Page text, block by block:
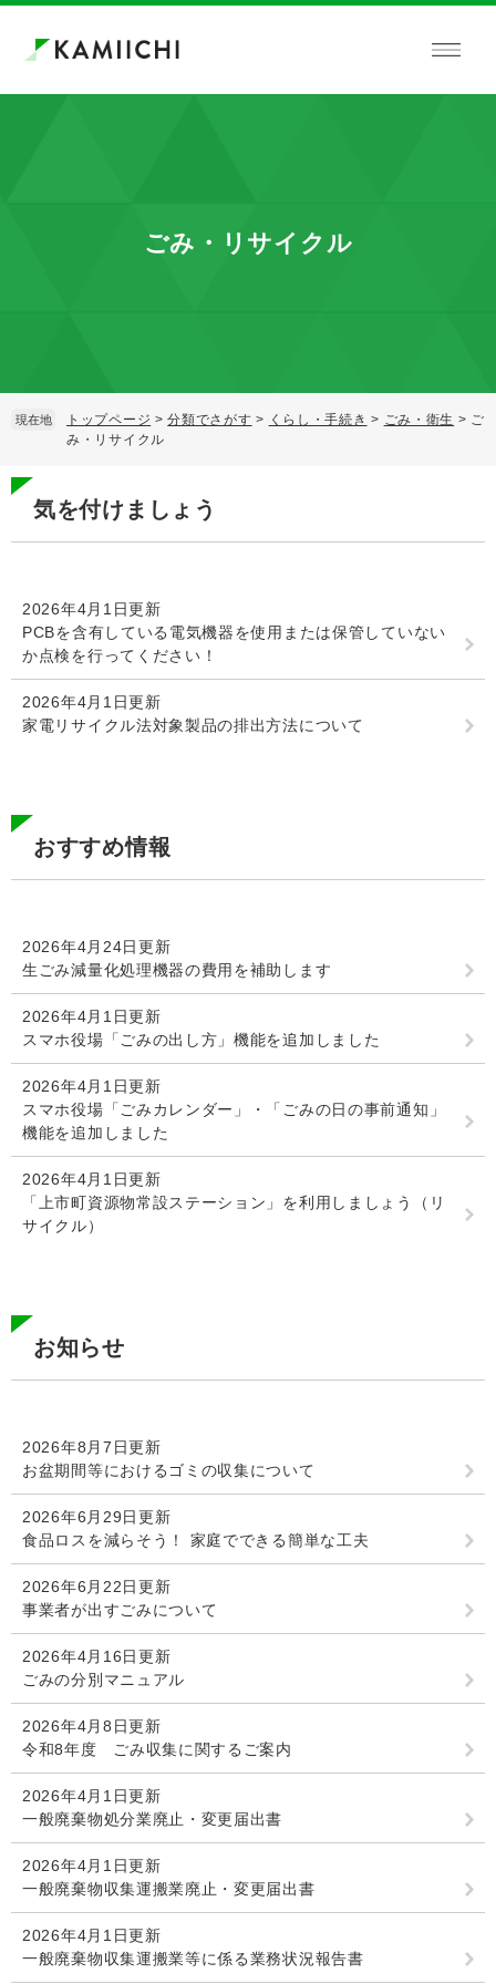
ペ
メ
ごみ・リサイクル
現在地 トップページ >分類でさがす > くらし・手続き > ごみ・衛生 > ご
み・リサイクル
本
気を付けましょう
2026年4月1日更新
PCBを含有している電気機器を使用または保管していない
か点検を行ってください！
2026年4月1日更新
家電リサイクル法対象製品の排出方法について
おすすめ情報
2026年4月24日更新
生ごみ減量化処理機器の費用を補助します
2026年4月1日更新
スマホ役場「ごみの出し方」機能を追加しました
2026年4月1日更新
スマホ役場「ごみカレンダー」・「ごみの日の事前通知」
機能を追加しました
2026年4月1日更新
「上市町資源物常設ステーション」を利用しましょう（リ
サイクル）
お知らせ
2026年8月7日更新
お盆期間等におけるゴミの収集について
2026年6月29日更新
食品ロスを減らそう！ 家庭でできる簡単な工夫
2026年6月22日更新
事業者が出すごみについて
2026年4月16日更新
ごみの分別マニュアル
2026年4月8日更新
令和8年度 ごみ収集に関するご案内
2026年4月1日更新
一般廃棄物処分業廃止・変更届出書
2026年4月1日更新
一般廃棄物収集運搬業廃止・変更届出書
2026年4月1日更新
一般廃棄物収集運搬業等に係る業務状況報告書